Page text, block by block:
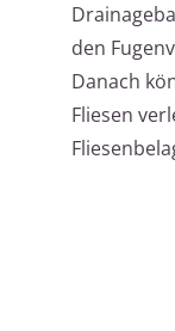
den
Danach
Fliesen